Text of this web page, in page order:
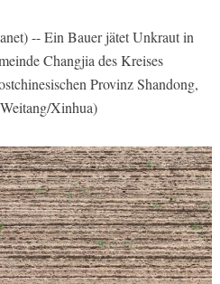
-- Ein Bauer jätet Unkraut in
Changjia des Kreises
Provinz Shandong,
Xinhua)